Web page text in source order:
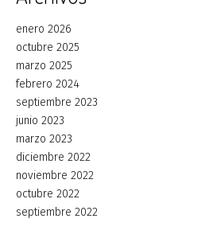
enero 2026
octubre 2025
marzo 2025
febrero 2024
septiembre 2023
junio 2023
marzo 2023
diciembre 2022
noviembre 2022
octubre 2022
septiembre 2022